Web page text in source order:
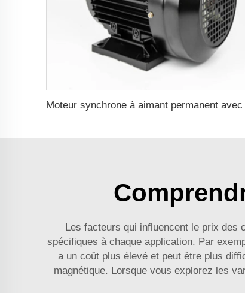
Les facteurs qui influencent le prix des
spécifiques à chaque application. Par
a un coût plus élevé et peut être plus
magnétique. Lorsque vous explorez les